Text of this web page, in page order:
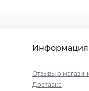
Информация
Отзывы о
Доставка